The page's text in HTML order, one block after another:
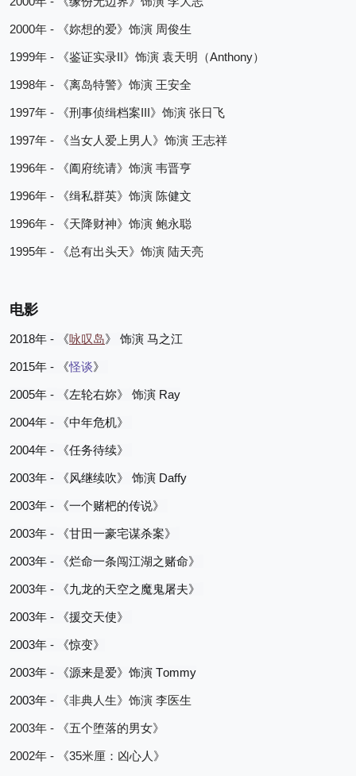
2000年 - 《妳想的爱》饰演 周俊生
1999年 - 《鉴证实录II》饰演 袁天明（Anthony）
1998年 - 《离岛特警》饰演 王安全
1997年 - 《刑事侦缉档案III》饰演 张日飞
1997年 - 《当女人爱上男人》饰演 王志祥
1996年 - 《阖府统请》饰演 韦晋亨
1996年 - 《缉私群英》饰演 陈健文
1996年 - 《天降财神》饰演 鲍永聪
1995年 - 《总有出头天》饰演 陆天亮
电影
2018年 - 《咏叹岛》 饰演 马之江
2015年 - 《怪谈》
2005年 - 《左轮右妳》 饰演 Ray
2004年 - 《中年危机》
2004年 - 《任务待续》
2003年 - 《风继续吹》 饰演 Daffy
2003年 - 《一个赌杷的传说》
2003年 - 《甘田一豪宅谋杀案》
2003年 - 《烂命一条闯江湖之赌命》
2003年 - 《九龙的天空之魔鬼屠夫》
2003年 - 《援交天使》
2003年 - 《惊变》
2003年 - 《源来是爱》饰演 Tommy
2003年 - 《非典人生》饰演 李医生
2003年 - 《五个堕落的男女》
2002年 - 《35米厘：凶心人》